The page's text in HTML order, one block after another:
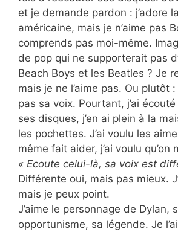
et je demande pardon : j’adore
américaine, mais je n’aime pas
comprends pas moi-même.
de pop qui ne supporterait pas
Beach Boys et les Beatles ? Je
mais je ne l’aime pas. Ou plutôt
pas sa voix. Pourtant, j’ai
ses disques, j’en ai plein à la
les pochettes. J’ai voulu les
même fait aider, j’ai voulu qu’on
« Ecoute celui-là, sa voix est
Différente oui, mais pas mieux.
mais je peux point.
J’aime le personnage de Dylan,
opportunisme, sa légende. Je